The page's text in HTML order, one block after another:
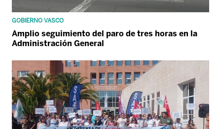
GOBIERNO VASCO
Amplio seguimiento del paro de tres horas en la
Administración General